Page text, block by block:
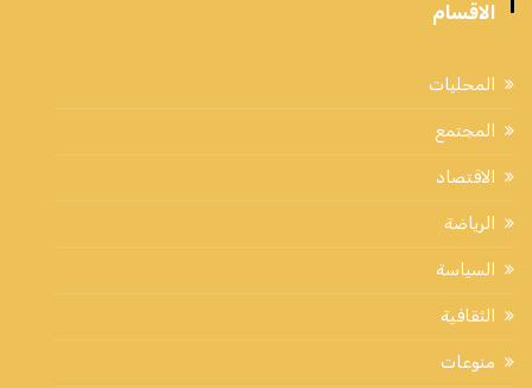
الاقسام
المحليات
المجتمع
الاقتصاد
الرياضة
السياسة
الثقافية
منوعات